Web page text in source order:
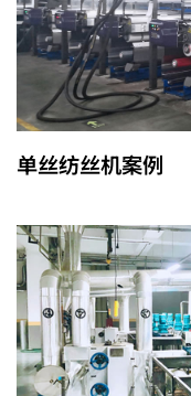
单丝纺丝机案例